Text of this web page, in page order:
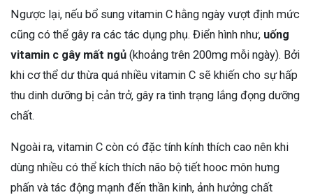
Ngược lại, nếu bổ sung vitamin C hằng ngày vượt định mức
cũng có thể gây ra các tác dụng phụ. Điển hình như, uống
vitamin c gây mất ngủ (khoảng trên 200mg mỗi ngày). Bởi
khi cơ thể dư thừa quá nhiều vitamin C sẽ khiến cho sự hấp
thu dinh dưỡng bị cản trở, gây ra tình trạng lắng đọng dưỡng
chất.
Ngoài ra, vitamin C còn có đặc tính kính thích cao nên khi
dùng nhiều có thể kích thích não bộ tiết hooc môn hưng
phấn và tác động mạnh đến thần kinh, ảnh hưởng chất